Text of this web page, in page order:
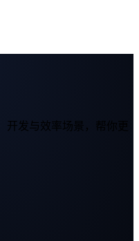
开发与效率场景，帮你更